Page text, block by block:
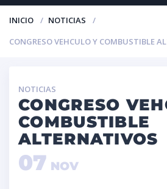
INICIO
NOTICIAS
CONGRESO VEHCULO Y COMBUSTIBLE
NOTICIAS
CONGRESO
COMBUSTIBLE
ALTERNATIVOS
07 NOV